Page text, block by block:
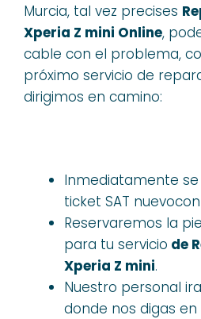
Murcia, tal vez precises
Xperia Z mini Online,
cable con el problema,
próximo servicio de
dirigimos en camino:
Inmediatamente
ticket SAT
Reservaremos la
para tu servicio de
Xperia Z mini.
Nuestro personal
donde nos digas